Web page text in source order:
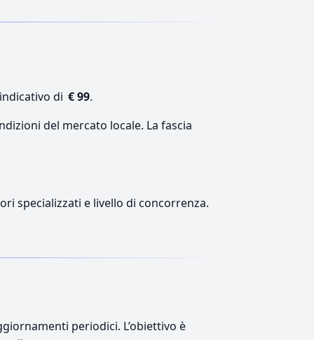
di € 99.
del mercato locale. La fascia
specializzati e livello di concorrenza.
periodici. L’obiettivo è